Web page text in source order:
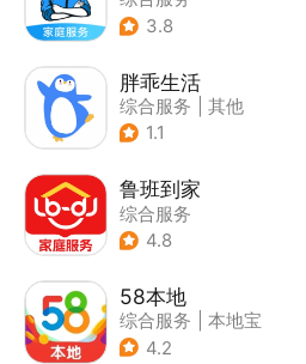
3.8
胖乖生活
综合服务
其他
1.1
鲁班到家
综合服务
4.8
58本地
综合服务
本地宝
4.2